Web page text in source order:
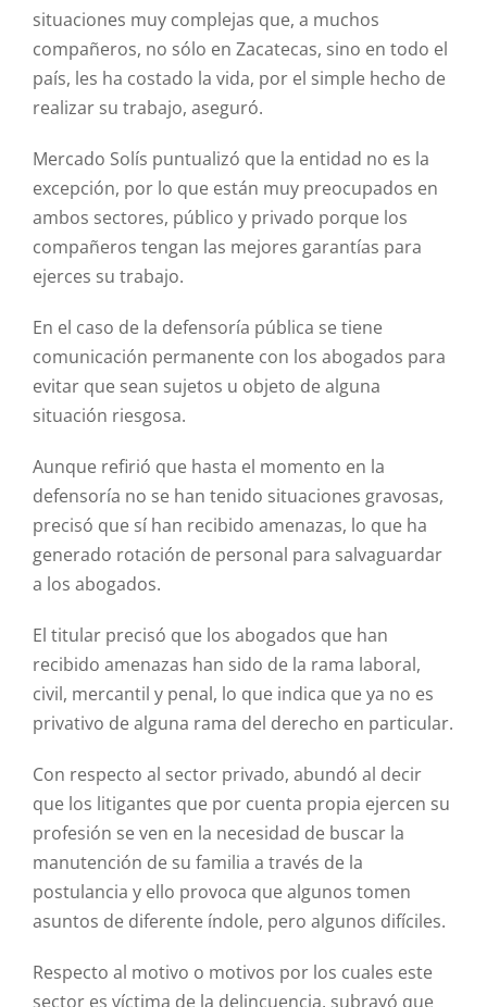
situaciones muy complejas que, a muchos
compañeros, no sólo en Zacatecas, sino en todo el
país, les ha costado la vida, por el simple hecho de
realizar su trabajo, aseguró.
Mercado Solís puntualizó que la entidad no es la
excepción, por lo que están muy preocupados en
ambos sectores, público y privado porque los
compañeros tengan las mejores garantías para
ejerces su trabajo.
En el caso de la defensoría pública se tiene
comunicación permanente con los abogados para
evitar que sean sujetos u objeto de alguna
situación riesgosa.
Aunque refirió que hasta el momento en la
defensoría no se han tenido situaciones gravosas,
precisó que sí han recibido amenazas, lo que ha
generado rotación de personal para salvaguardar
a los abogados.
El titular precisó que los abogados que han
recibido amenazas han sido de la rama laboral,
civil, mercantil y penal, lo que indica que ya no es
privativo de alguna rama del derecho en particular.
Con respecto al sector privado, abundó al decir
que los litigantes que por cuenta propia ejercen su
profesión se ven en la necesidad de buscar la
manutención de su familia a través de la
postulancia y ello provoca que algunos tomen
asuntos de diferente índole, pero algunos difíciles.
Respecto al motivo o motivos por los cuales este
sector es víctima de la delincuencia, subrayó que